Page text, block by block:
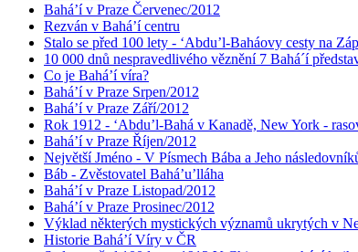
Bahá’í v Praze Červenec/2012
Rezván v Bahá’í centru
Stalo se před 100 lety - ‘Abdu’l-Baháovy cesty na
10 000 dnů nespravedlivého věznění 7 Bahá´í
Co je Bahá’í víra?
Bahá’í v Praze Srpen/2012
Bahá’í v Praze Září/2012
Rok 1912 - ‘Abdu’l-Bahá v Kanadě, New York -
Bahá’í v Praze Říjen/2012
Největší Jméno - V Písmech Bába a Jeho
Báb - Zvěstovatel Bahá’u’lláha
Bahá’í v Praze Listopad/2012
Bahá’í v Praze Prosinec/2012
Výklad některých mystických významů ukrytých v
Historie Bahá’í Víry v ČR